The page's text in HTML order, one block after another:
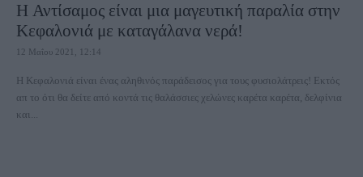
H Αντίσαμος είναι μια μαγευτική παραλία στην
Κεφαλονιά με καταγάλανα νερά!
12 Μαΐου 2021, 12:14
Η Κεφαλονιά είναι ένας αληθινός παράδεισος για τους φυσιολάτρεις! Εκτός
απ το ότι θα δείτε από κοντά τις θαλάσσιες χελώνες καρέτα καρέτα, δελφίνια
και...